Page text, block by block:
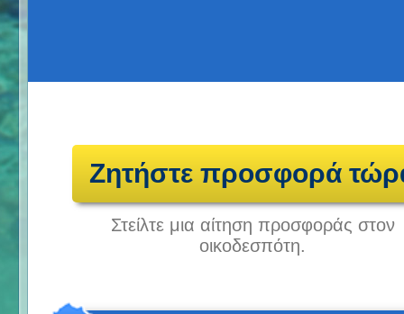
Ζητήστε προσφορά
Στείλτε μια αίτηση προσφοράς στον
οικοδεσπότη.